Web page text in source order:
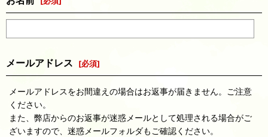
メールアドレス [必須]
メールアドレスをお間違えの場合はお返事が届きません。ご注意
ください。
また、弊店からのお返事が迷惑メールとして処理される場合がご
ざいますので、迷惑メールフォルダもご確認ください。